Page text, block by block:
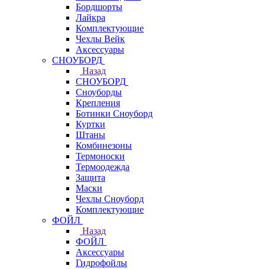
Бордшорты
Лайкра
Комплектующие
Чехлы Вейк
Аксессуары
СНОУБОРД
Назад
СНОУБОРД
Сноуборды
Крепления
Ботинки Сноуборд
Куртки
Штаны
Комбинезоны
Термоноски
Термоодежда
Защита
Маски
Чехлы Сноуборд
Комплектующие
ФОЙЛ
Назад
ФОЙЛ
Аксессуары
Гидрофойлы